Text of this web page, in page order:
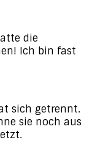
die
Ich bin fast
sich getrennt.
sie noch aus